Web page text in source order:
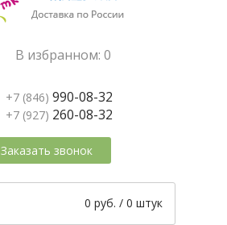
В избранном: 0
+7 (846) 990-08-32
+7 (927) 260-08-32
Заказать звонок
0 руб. / 0 штук